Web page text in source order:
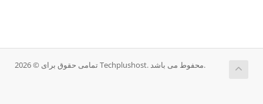
تمامی حقوق برای © 2026 Techplushost. محفوط می باشد.